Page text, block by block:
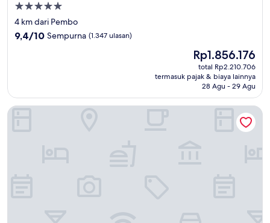
Properti
bintang
5.0
4 km dari Pembo
9.4
9,4/10 Sempurna (1.347 ulasan)
Harga
sekarang
Rp1.856.176
Rp1.856.176
total Rp2.210.706
termasuk pajak & biaya lainnya
28 Agu - 29 Agu
Makati Diamond Residences